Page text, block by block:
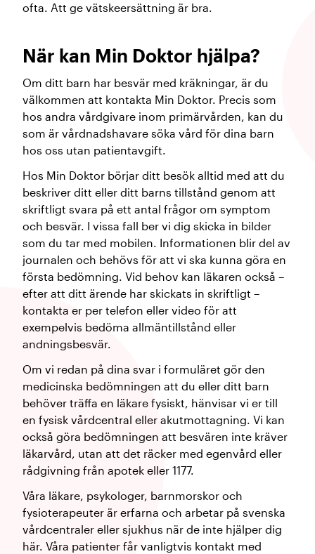
ofta. Att ge vätskeersättning är bra.
När kan Min Doktor hjälpa?
Om ditt barn har besvär med kräkningar, är du
välkommen att kontakta Min Doktor. Precis som
hos andra vårdgivare inom primärvården, kan du
som är vårdnadshavare söka vård för dina barn
hos oss utan patientavgift.
Hos Min Doktor börjar ditt besök alltid med att du
beskriver ditt eller ditt barns tillstånd genom att
skriftligt svara på ett antal frågor om symptom
och besvär. I vissa fall ber vi dig skicka in bilder
som du tar med mobilen. Informationen blir del av
journalen och behövs för att vi ska kunna göra en
första bedömning. Vid behov kan läkaren också –
efter att ditt ärende har skickats in skriftligt –
kontakta er per telefon eller video för att
exempelvis bedöma allmäntillstånd eller
andningsbesvär.
Om vi redan på dina svar i formuläret gör den
medicinska bedömningen att du eller ditt barn
behöver träffa en läkare fysiskt, hänvisar vi er till
en fysisk vårdcentral eller akutmottagning. Vi kan
också göra bedömningen att besvären inte kräver
läkarvård, utan att det räcker med egenvård eller
rådgivning från apotek eller 1177.
Våra läkare, psykologer, barnmorskor och
fysioterapeuter är erfarna och arbetar på svenska
vårdcentraler eller sjukhus när de inte hjälper dig
här. Våra patienter får vanligtvis kontakt med